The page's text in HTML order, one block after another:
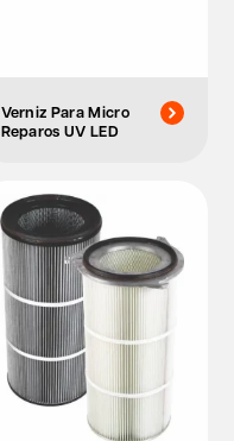
Verniz Para Micro
Reparos UV LED